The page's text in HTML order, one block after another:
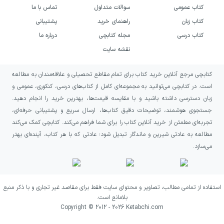
از پوچی و آزادی تا شورش، اخلاق، اومانیسم و
عشق. ماتئی به‌جای ساده‌سازی اندیشه کامو،
تلاش می‌کند لایه‌های مختلف آن را در کنار یکدیگر
سیاسی او چگونه در یک مسیر فکری گسترده‌تر
معنا پیدا می‌کنند.
ارزش رویکرد نویسنده در این است که خواننده را
هم با مفاهیم اصلی فلسفه کامو آشنا می‌کند و
هم امکان می‌دهد این مفاهیم را در آثار ادبی او
دنبال کند. نتیجه، خوانشی جامع و روشنگرانه
فاصله گرفتن از زبان قابل‌فهم، زمینه مناسبی
فراهم می‌کند.
کتاب عمومی
کتاب زبان
کتاب درسی
سوالات متداول
راهنمای خرید
مجله کتابچی
نقشه سایت
تماس با ما
پشتیبانی
درباره ما
کتابچی مرجع آنلاین خرید کتاب برای تمام مقاطع تحصیلی و علاقه‌مندان به مطالعه
است. در کتابچی می‌توانید به مجموعه‌ای کامل از کتاب‌های درسی، کنکوری، عمومی و
زبان دسترسی داشته باشید و با مقایسه قیمت‌ها، بهترین خرید را انجام دهید.
جستجوی هوشمند، توضیحات دقیق کتاب‌ها، ارسال سریع و پشتیبانی حرفه‌ای،
تجربه‌ای مطمئن از خرید آنلاین کتاب را برای شما فراهم می‌کند. کتابچی کمک می‌کند
مطالعه به عادتی شیرین و ماندگار تبدیل شود؛ عادتی که با هر کتاب، آینده‌ای بهتر
می‌سازد.
استفاده از تمامی مطالب، تصاویر و محتوای سایت فقط برای مقاصد غیر تجاری و با ذکر منبع
بلامانع است.
Copyright © 2012 - 2026 Ketabchi.com